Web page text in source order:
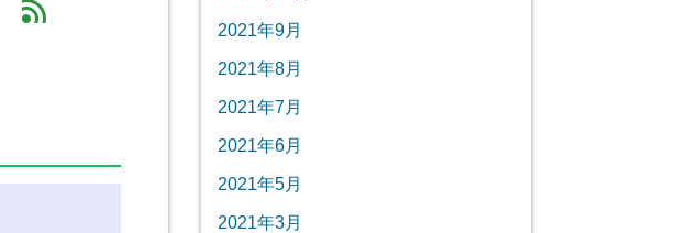
feed
2021年9月
2021年8月
2021年7月
2021年6月
2021年5月
2021年3月